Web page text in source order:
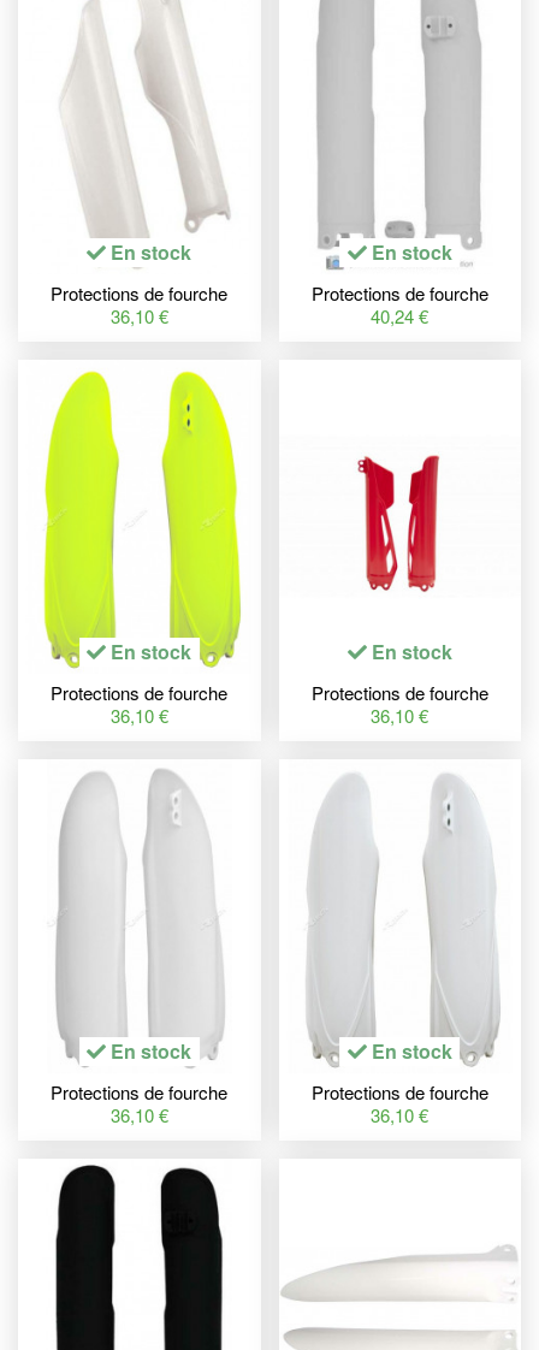
En stock
Protections de fourche
RACETECH blanc Honda
36,10 €
En stock
Protections de fourche
RACETECH blanc
40,24 €
En stock
Protections de fourche
RACETECH jaune fluo
36,10 €
En stock
Protections de fourche
RACETECH rouge Honda
36,10 €
En stock
Protections de fourche
RACETECH blanc Yamaha
36,10 €
En stock
Protections de fourche
RACETECH blanc Yamaha
36,10 €